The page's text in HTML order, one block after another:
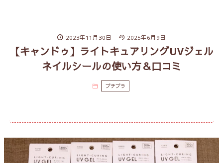
2023年11月30日 2025年6月9日
【キャンドゥ】ライトキュアリングUVジェル
ネイルシールの使い方＆口コミ
プチプラ